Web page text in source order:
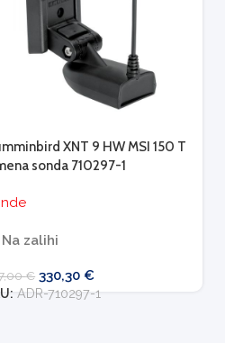
XNT 9 HW MSI 150 T
sonda 710297-1
Na zalihi
€ 330,30€
ADR-710297-1